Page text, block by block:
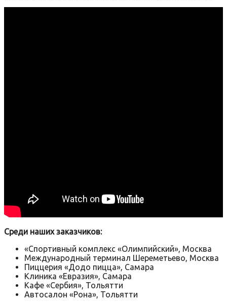
Среди наших заказчиков:
«Спортивный комплекс «Олимпийский», Москва
Международный терминал Шереметьево, Москва
Пиццерия «Додо пицца», Самара
Клиника «Евразия», Самара
Кафе «Сербия», Тольятти
Автосалон «Рона», Тольятти